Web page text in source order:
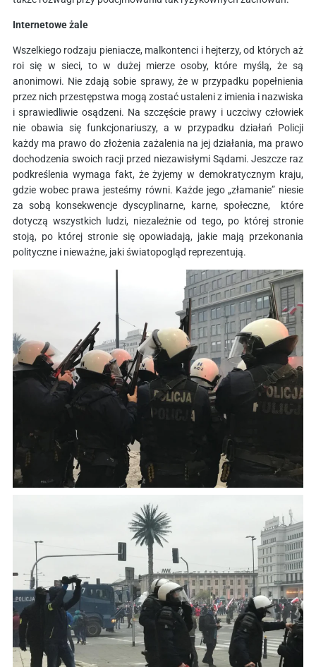
Internetowe żale
Wszelkiego rodzaju pieniacze, malkontenci i hejterzy, od których aż
roi się w sieci, to w dużej mierze osoby, które myślą, że są
anonimowi. Nie zdają sobie sprawy, że w przypadku popełnienia
przez nich przestępstwa mogą zostać ustaleni z imienia i nazwiska
i sprawiedliwie osądzeni. Na szczęście prawy i uczciwy człowiek
nie obawia się funkcjonariuszy, a w przypadku działań Policji
każdy ma prawo do złożenia zażalenia na jej działania, ma prawo
dochodzenia swoich racji przed niezawisłymi Sądami. Jeszcze raz
podkreślenia wymaga fakt, że żyjemy w demokratycznym kraju,
gdzie wobec prawa jesteśmy równi. Każde jego „złamanie” niesie
za sobą konsekwencje dyscyplinarne, karne, społeczne, które
dotyczą wszystkich ludzi, niezależnie od tego, po której stronie
stoją, po której stronie się opowiadają, jakie mają przekonania
polityczne i nieważne, jaki światopogląd reprezentują.